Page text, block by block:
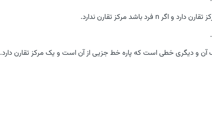
آن و دیگری خطی است که پاره خط جزیی از آن است و یک مرکز تقارن دارد.